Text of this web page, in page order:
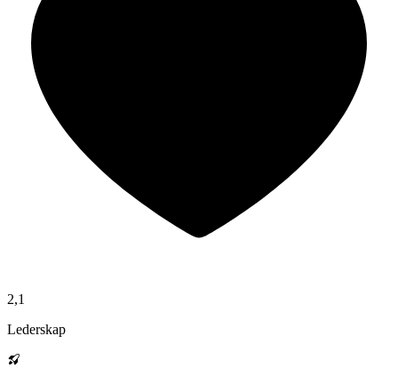
2,1
Lederskap